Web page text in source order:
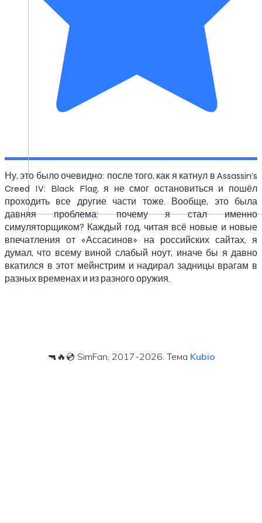
Ну, это было очевидно: после того, как я катнул в Assassin’s
Creed IV: Black Flag, я не смог остановиться и пошёл
проходить все другие части тоже. Вообще, это была
давняя проблема: почему я стал именно
симуляторщиком? Каждый год, читая всё новые и новые
впечатления от «Ассасинов» на российских сайтах, я
думал, что всему виной слабый ноут, иначе бы я давно
вкатился в этот мейнстрим и надирал задницы врагам в
разных временах и из разного оружия.
🔫🔥💿 SimFan, 2017-2026. Тема Kubio